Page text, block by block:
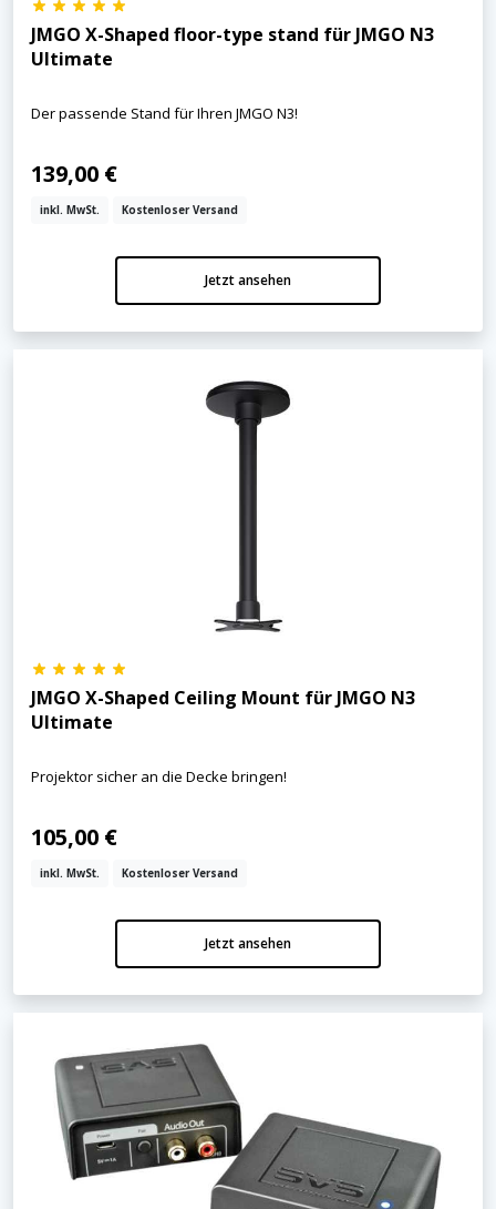
JMGO X-Shaped floor-type stand für JMGO N3
Ultimate
Der passende Stand für Ihren JMGO N3!
139,00 €
inkl. MwSt. Kostenloser Versand
Jetzt ansehen
JMGO X-Shaped Ceiling Mount für JMGO N3
Ultimate
Projektor sicher an die Decke bringen!
105,00 €
inkl. MwSt. Kostenloser Versand
Jetzt ansehen